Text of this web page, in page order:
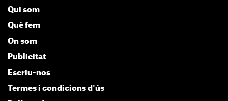
Qui som
Què fem
On som
Publicitat
Escriu-nos
Termes i condicions d'ús